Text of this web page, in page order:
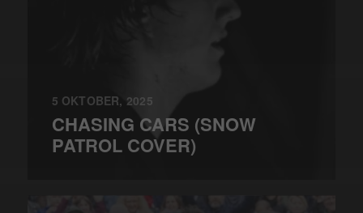
5 OKTOBER, 2025
CHASING CARS (SNOW
PATROL COVER)